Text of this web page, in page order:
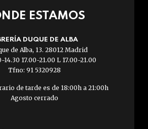
ESTAMOS
DUQUE DE ALBA
de Alba, 13. 28012 Madrid
14.30 17.00-21.00 L 17.00-21.00
Tfno: 91 5320928
de tarde es de 18:00h a 21:00h
Agosto cerrado